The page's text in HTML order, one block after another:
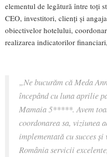
elementul de legătură între toți
CEO, investitori, clienți și
obiectivelor hotelului,
realizarea indicatorilor
„Ne bucurăm că Meda
începând cu luna aprilie
Mamaia 5*****. Avem
coordonarea sa, viziunea
implementată cu succes
România servicii